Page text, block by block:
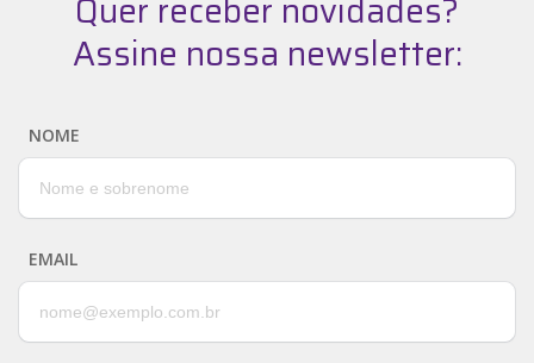
Quer receber novidades?
Assine nossa newsletter:
NOME
EMAIL